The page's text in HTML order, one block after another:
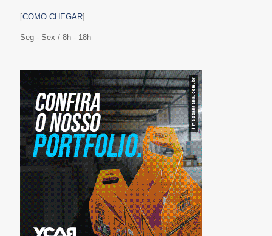
[COMO CHEGAR]
Seg - Sex / 8h - 18h